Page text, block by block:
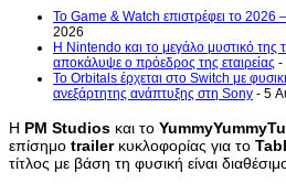
Το Game & Watch επιστρέφει το 2026 –
2026
Η Nintendo και το μεγάλο μυστικό της
αποκάλυψε ο πρόεδρος της εταιρείας -
Το Orbitals έρχεται στο Switch με
ανεξάρτητης ανάπτυξης στη Sony - 5
Η PM Studios και το
επίσημο trailerκυκλοφορίας για το
τίτλος με βάση τη φυσική είναι